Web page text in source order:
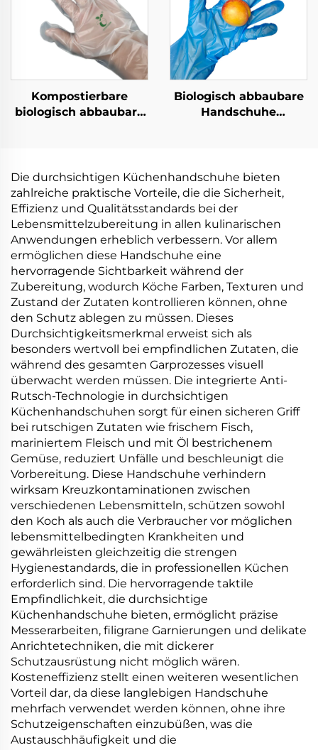
Kompostierbare
biologisch abbaubare
PLA PBAT Maisstärke
Material
Biologisch abbaubare
Handschuhe
Material
Die durchsichtigen Küchenhandschuhe bieten
zahlreiche praktische Vorteile, die die Sicherheit,
Effizienz und Qualitätsstandards bei der
Lebensmittelzubereitung in allen kulinarischen
Anwendungen erheblich verbessern. Vor allem
ermöglichen diese Handschuhe eine
hervorragende Sichtbarkeit während der
Zubereitung, wodurch Köche Farben, Texturen und
Zustand der Zutaten kontrollieren können, ohne
den Schutz ablegen zu müssen. Dieses
Durchsichtigkeitsmerkmal erweist sich als
besonders wertvoll bei empfindlichen Zutaten, die
während des gesamten Garprozesses visuell
überwacht werden müssen. Die integrierte Anti-
Rutsch-Technologie in durchsichtigen
Küchenhandschuhen sorgt für einen sicheren Griff
bei rutschigen Zutaten wie frischem Fisch,
mariniertem Fleisch und mit Öl bestrichenem
Gemüse, reduziert Unfälle und beschleunigt die
Vorbereitung. Diese Handschuhe verhindern
wirksam Kreuzkontaminationen zwischen
verschiedenen Lebensmitteln, schützen sowohl
den Koch als auch die Verbraucher vor möglichen
lebensmittelbedingten Krankheiten und
gewährleisten gleichzeitig die strengen
Hygienestandards, die in professionellen Küchen
erforderlich sind. Die hervorragende taktile
Empfindlichkeit, die durchsichtige
Küchenhandschuhe bieten, ermöglicht präzise
Messerarbeiten, filigrane Garnierungen und delikate
Anrichtetechniken, die mit dickerer
Schutzausrüstung nicht möglich wären.
Kosteneffizienz stellt einen weiteren wesentlichen
Vorteil dar, da diese langlebigen Handschuhe
mehrfach verwendet werden können, ohne ihre
Schutzeigenschaften einzubüßen, was die
Austauschhäufigkeit und die